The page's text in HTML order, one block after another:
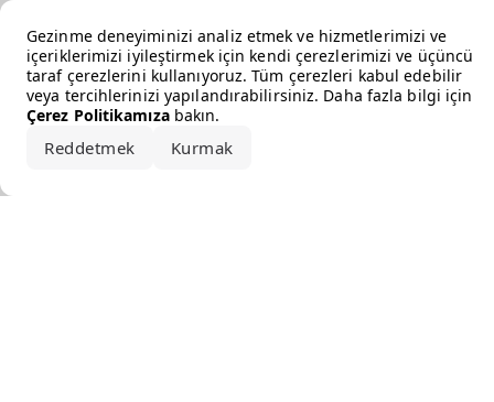
Gezinme deneyiminizi analiz etmek ve hizmetlerimizi ve
içeriklerimizi iyileştirmek için kendi çerezlerimizi ve üçüncü
taraf çerezlerini kullanıyoruz. Tüm çerezleri kabul edebilir
veya tercihlerinizi yapılandırabilirsiniz. Daha fazla bilgi için
Çerez Politikamızabakın.
Reddetmek Kurmak
Error loading the brand